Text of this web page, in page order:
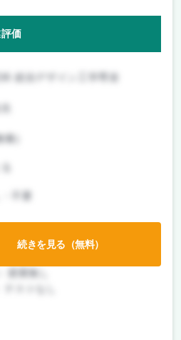
価
養)
不要
授業無し
続きを見る（無料）